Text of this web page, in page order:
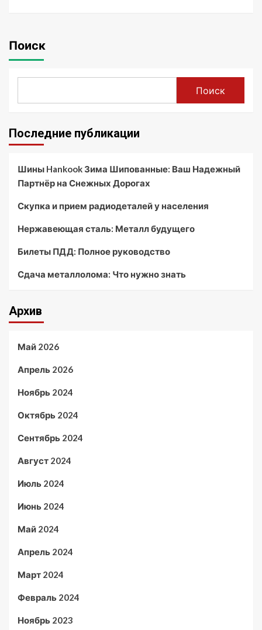
Поиск
Поиск
Последние публикации
Шины Hankook Зима Шипованные: Ваш Надежный
Партнёр на Снежных Дорогах
Скупка и прием радиодеталей у населения
Нержавеющая сталь: Металл будущего
Билеты ПДД: Полное руководство
Сдача металлолома: Что нужно знать
Архив
Май 2026
Апрель 2026
Ноябрь 2024
Октябрь 2024
Сентябрь 2024
Август 2024
Июль 2024
Июнь 2024
Май 2024
Апрель 2024
Март 2024
Февраль 2024
Ноябрь 2023